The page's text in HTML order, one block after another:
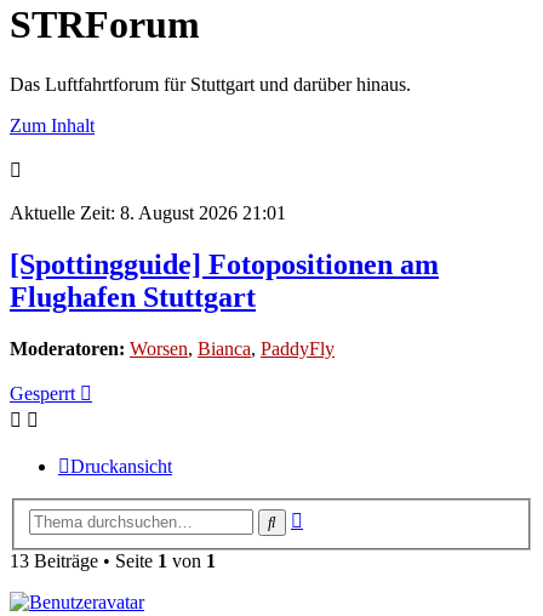
STRForum
Das Luftfahrtforum für Stuttgart und darüber hinaus.
Zum Inhalt
Aktuelle Zeit: 8. August 2026 21:01
[Spottingguide] Fotopositionen am
Flughafen Stuttgart
Moderatoren: Worsen, Bianca, PaddyFly
Gesperrt
Druckansicht
Suche
13 Beiträge • Seite 1 von 1